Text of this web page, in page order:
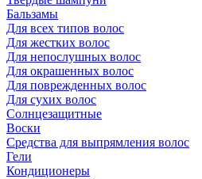
Бальзамы
Для всех типов волос
Для жестких волос
Для непослушных волос
Для окрашенных волос
Для поврежденных волос
Для сухих волос
Солнцезащитные
Воски
Средства для выпрямления волос
Гели
Кондиционеры